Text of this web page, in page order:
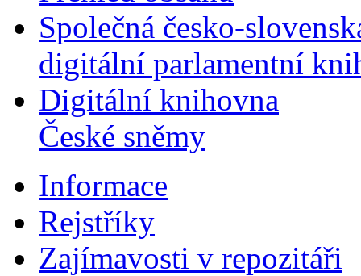
Společná česko-
digitální parlamentní
Digitální knihovna
České sněmy
Informace
Rejstříky
Zajímavosti v repozitáři